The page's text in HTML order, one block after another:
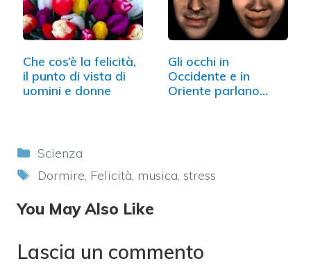
Che cos’è la felicità,
il punto di vista di
uomini e donne
Gli occhi in
Occidente e in
Oriente parlano
Categorie
Scienza
Tag
Dormire, Felicità, musica, stress
You May Also Like
Lascia un commento